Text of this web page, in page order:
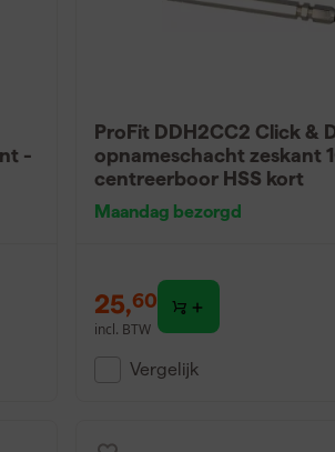
-
ProFit DDH2CC2 Click &
opnameschacht zeskant
centreerboor HSS kort
Maandag bezorgd
25,60
incl. BTW
Vergelijk